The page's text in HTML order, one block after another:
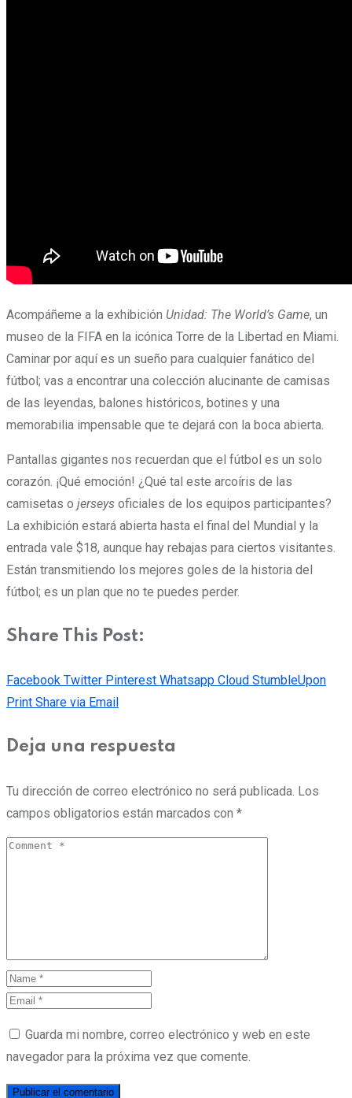
Acompáñeme a la exhibición Unidad: The World’s Game, un
museo de la FIFA en la icónica Torre de la Libertad en Miami.
Caminar por aquí es un sueño para cualquier fanático del
fútbol; vas a encontrar una colección alucinante de camisas
de las leyendas, balones históricos, botines y una
memorabilia impensable que te dejará con la boca abierta.
Pantallas gigantes nos recuerdan que el fútbol es un solo
corazón. ¡Qué emoción! ¿Qué tal este arcoíris de las
camisetas o jerseys oficiales de los equipos participantes?
La exhibición estará abierta hasta el final del Mundial y la
entrada vale $18, aunque hay rebajas para ciertos visitantes.
Están transmitiendo los mejores goles de la historia del
fútbol; es un plan que no te puedes perder.
Share This Post:
Facebook Twitter Pinterest Whatsapp Cloud StumbleUpon
Print Share via Email
Deja una respuesta
Tu dirección de correo electrónico no será publicada. Los
campos obligatorios están marcados con *
Guarda mi nombre, correo electrónico y web en este
navegador para la próxima vez que comente.